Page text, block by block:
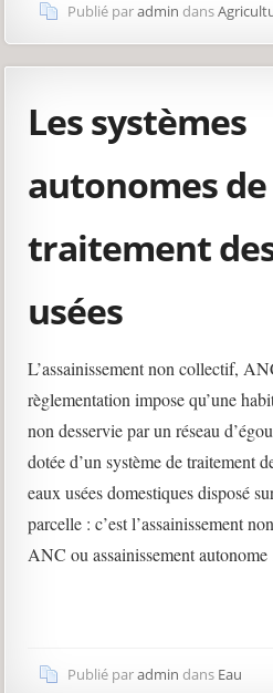
Publié paradmin dans
Les systèmes
autonomes de
traitement
usées
L’assainissement non collectif,
règlementation impose qu’une
non desservie par un réseau
dotée d’un système de traitement
eaux usées domestiques disposé
parcelle : c’est l’assainissement
ANC ou assainissement
Publié paradmin dans Eau